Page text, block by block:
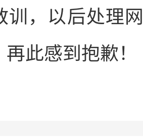
训，以后处理
此感到抱歉！